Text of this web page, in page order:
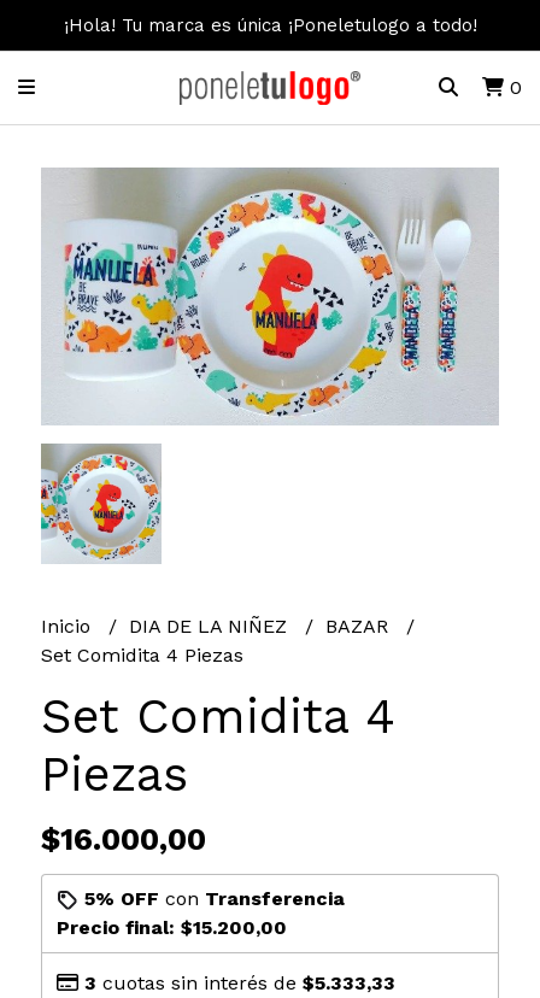
¡Hola! Tu marca es única ¡Poneletulogo a todo!
0
Inicio DIA DE LA NIÑEZ
BAZAR
Set Comidita 4 Piezas
Set Comidita 4
Piezas
$16.000,00
5% OFF con Transferencia
Precio final: $15.200,00
3 cuotas sin interés de $5.333,33